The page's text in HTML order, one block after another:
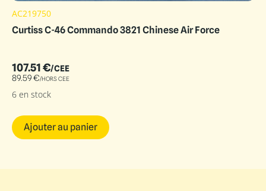
AC219750
Curtiss C-46 Commando 3821 Chinese Air Force
107.51€/CEE
89.59€/HORS CEE
6 en stock
Ajouter au panier